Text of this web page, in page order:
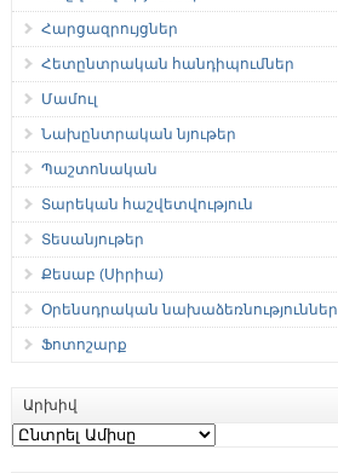
Հարցազրույցներ
Հետընտրական հանդիպումներ
Մամուլ
Նախընտրական նյութեր
Պաշտոնական
Տարեկան հաշվետվություն
Տեսանյութեր
Քեսաբ (Սիրիա)
Օրենսդրական նախաձեռնություններ
Ֆոտոշարք
Արխիվ
Արխիվ